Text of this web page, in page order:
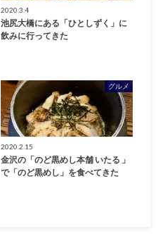
2020.3.4
池尻大橋にある「ひとしずく」に
飲みに行ってきた
グルメ
2020.2.15
金沢の「のど黒めし本舗 いたる 」
で「のど黒めし」を食べてきた